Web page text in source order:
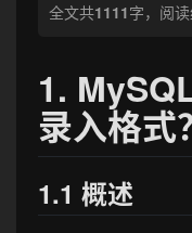
全文共1111字，阅
1.
录入格式？
1.1 概述